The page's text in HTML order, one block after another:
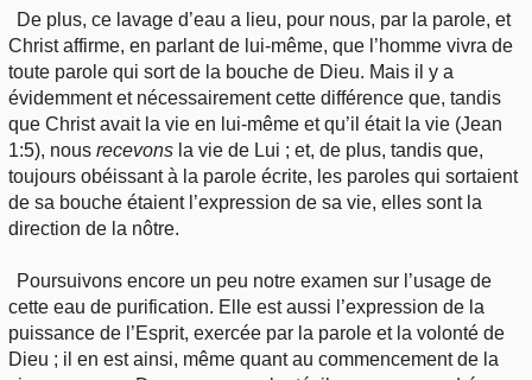
De plus, ce lavage d’eau a lieu, pour nous, par la parole, et
Christ affirme, en parlant de lui-même, que l’homme vivra de
toute parole qui sort de la bouche de Dieu. Mais il y a
évidemment et nécessairement cette différence que, tandis
que Christ avait la vie en lui-même et qu’il était la vie (Jean
1:5), nous recevons la vie de Lui ; et, de plus, tandis que,
toujours obéissant à la parole écrite, les paroles qui sortaient
de sa bouche étaient l’expression de sa vie, elles sont la
direction de la nôtre.
Poursuivons encore un peu notre examen sur l’usage de
cette eau de purification. Elle est aussi l’expression de la
puissance de l’Esprit, exercée par la parole et la volonté de
Dieu ; il en est ainsi, même quant au commencement de la